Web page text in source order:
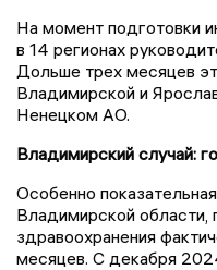
На момент подготовки
в 14 регионах
Дольше трех месяцев
Владимирской и
Ненецком АО.
Владимирский случай:
Особенно
Владимирской области,
здравоохранения
месяцев. С декабря